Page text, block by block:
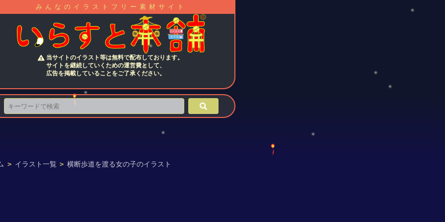
みんなのイラストフリー素材サイト
当サイトのイラスト等は無料で配布しております。
サイトを継続していくための運営費として、
広告を掲載していることをご了承ください。
> イラスト一覧 > 横断歩道を渡る女の子のイラスト